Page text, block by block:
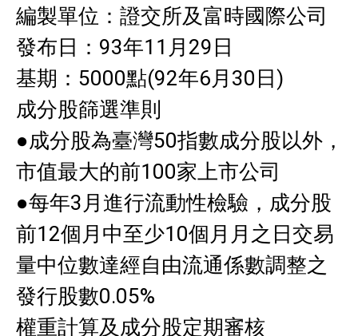
編製單位：證交所及富時國際公司
發布日：93年11月29日
基期：5000點(92年6月30日)
成分股篩選準則
●成分股為臺灣50指數成分股以外，
市值最大的前100家上市公司
●每年3月進行流動性檢驗，成分股
前12個月中至少10個月月之日交易
量中位數達經自由流通係數調整之
發行股數0.05%
權重計算及成分股定期審核